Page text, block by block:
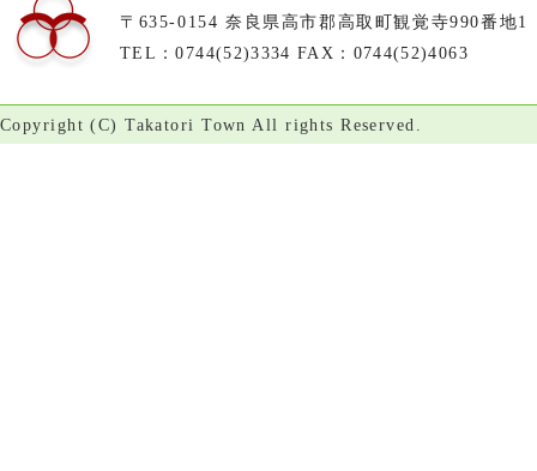
〒635-0154 奈良県高市郡高取町観覚寺990番地1
TEL：0744(52)3334 FAX：0744(52)4063
Copyright (C) Takatori Town All rights Reserved.